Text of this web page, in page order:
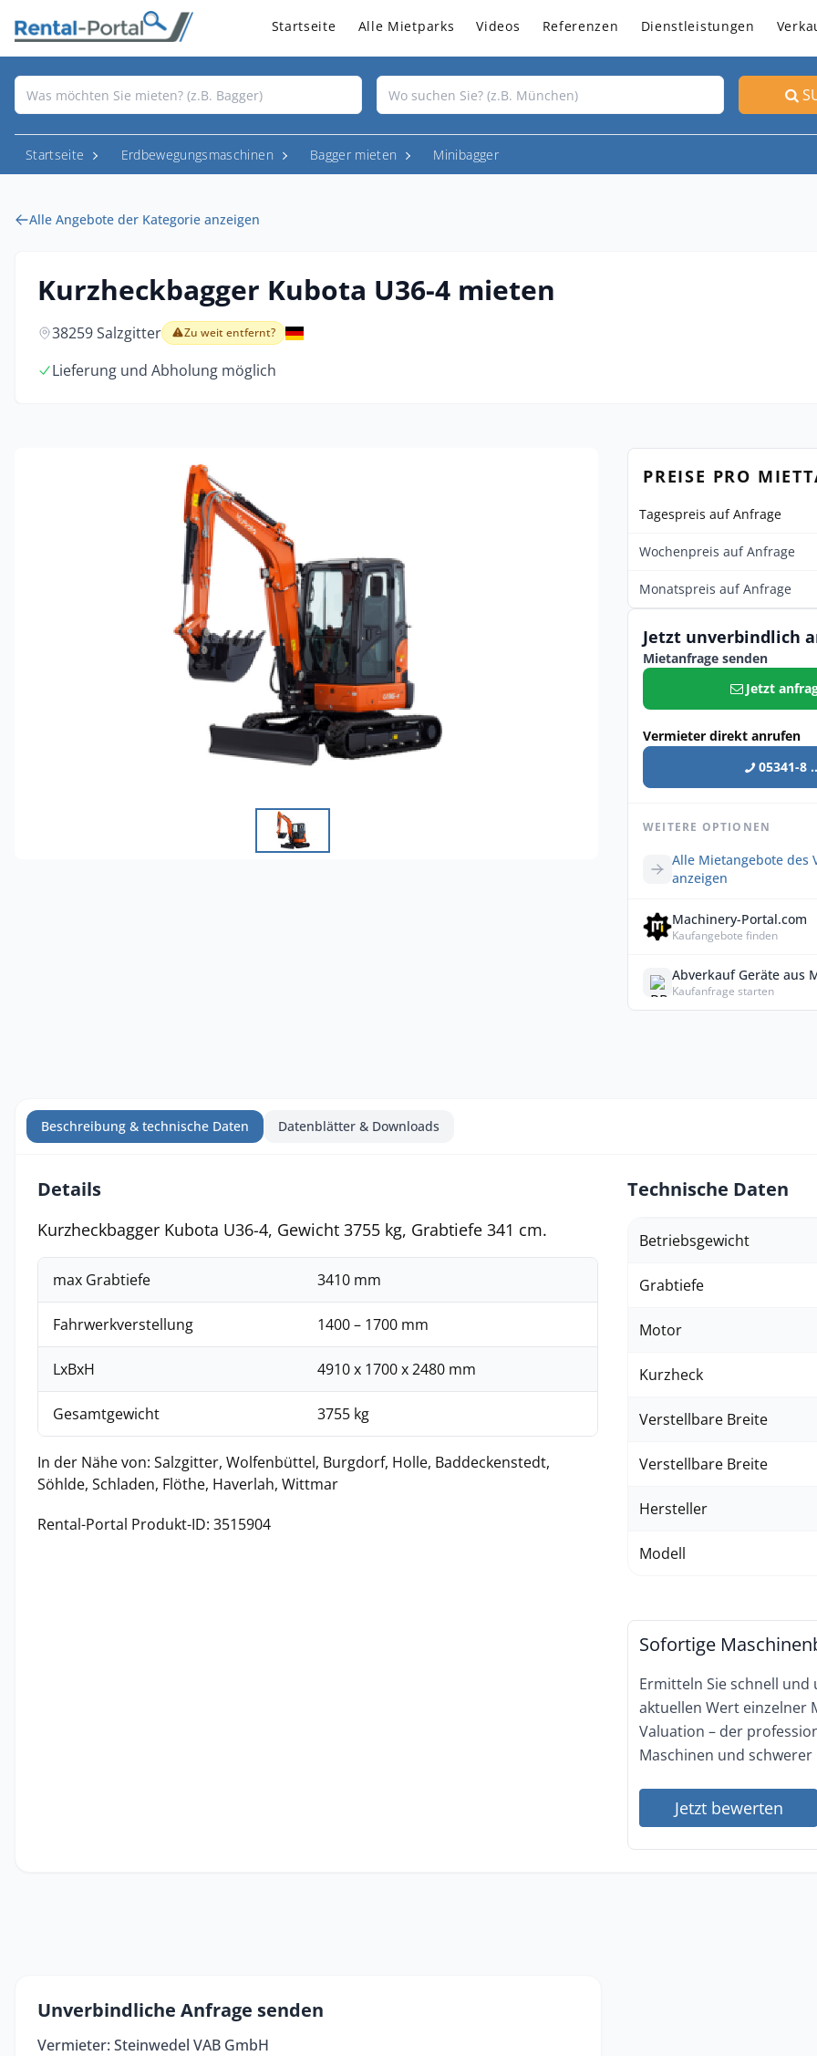
Startseite Alle Mietparks Videos Referenzen Dienstleistungen
Startseite Erdbewegungsmaschinen Bagger mieten Minibagger
Alle Angebote der Kategorie anzeigen
Kurzheckbagger Kubota U36-4 mieten
38259 Salzgitter Zu weit entfernt?
Lieferung und Abholung möglich
PREISE PRO
Tagespreis auf Anfrage
Wochenpreis auf Anfrage
Monatspreis auf Anfrage
Jetzt unverbindlich
Mietanfrage senden
Jetzt
Vermieter direkt anrufen
05341-8
WEITERE OPTIONEN
Alle Mietangebote des
anzeigen
Machinery-Portal.com
Kaufangebote finden
Abverkauf Geräte aus
Kaufanfrage starten
Beschreibung & technische Daten Datenblätter & Downloads
Details
Kurzheckbagger Kubota U36-4, Gewicht 3755 kg, Grabtiefe 341 cm.
max Grabtiefe 3410 mm
Fahrwerkverstellung 1400 – 1700 mm
LxBxH 4910 x 1700 x 2480 mm
Gesamtgewicht 3755 kg
In der Nähe von: Salzgitter, Wolfenbüttel, Burgdorf, Holle, Baddeckenstedt,
Söhlde, Schladen, Flöthe, Haverlah, Wittmar
Rental-Portal Produkt-ID: 3515904
Technische Daten
Betriebsgewicht
Grabtiefe
Motor
Kurzheck
Verstellbare Breite
Verstellbare Breite
Hersteller
Modell
Sofortige
Ermitteln Sie schnell
aktuellen Wert einzelner
Valuation – der
Maschinen und schwerer
Jetzt bewerten
Unverbindliche Anfrage senden
Vermieter: Steinwedel VAB GmbH